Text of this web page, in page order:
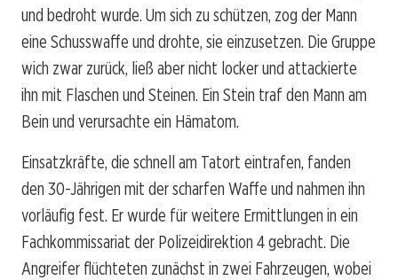
und bedroht wurde. Um sich zu schützen, zog der Mann
eine Schusswaffe und drohte, sie einzusetzen. Die Gruppe
wich zwar zurück, ließ aber nicht locker und attackierte
ihn mit Flaschen und Steinen. Ein Stein traf den Mann am
Bein und verursachte ein Hämatom.
Einsatzkräfte, die schnell am Tatort eintrafen, fanden
den 30-Jährigen mit der scharfen Waffe und nahmen ihn
vorläufig fest. Er wurde für weitere Ermittlungen in ein
Fachkommissariat der Polizeidirektion 4 gebracht. Die
Angreifer flüchteten zunächst in zwei Fahrzeugen, wobei